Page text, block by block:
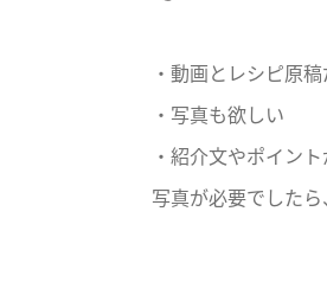
・動画とレシピ原
・写真も欲しい
・紹介文やポイン
写真が必要でした